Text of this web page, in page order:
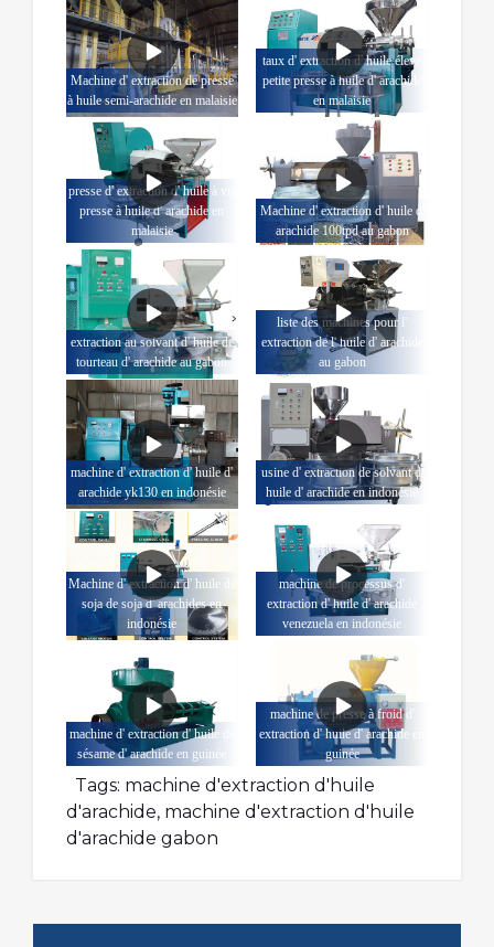
Machine d' extraction de presse
à huile semi-arachide en malaisie
taux d' extraction d' huile élevé
petite presse à huile d' arachide
en malaisie
presse d' extraction d' huile à vis
presse à huile d' arachide en
malaisie
Machine d' extraction d' huile d'
arachide 100tpd au gabon
extraction au solvant d' huile de
tourteau d' arachide au gabon
liste des machines pour l'
extraction de l' huile d' arachide
au gabon
machine d' extraction d' huile d'
arachide yk130 en indonésie
usine d' extraction de solvant d'
huile d' arachide en indonésie
Machine d' extraction d' huile de
soja de soja d' arachides en
indonésie
machine de processus d'
extraction d' huile d' arachide
venezuela en indonésie
machine d' extraction d' huile de
sésame d' arachide en guinée
machine de presse à froid d'
extraction d' huile d' arachide en
guinée
Tags: machine d'extraction d'huile
d'arachide, machine d'extraction d'huile
d'arachide gabon